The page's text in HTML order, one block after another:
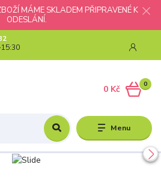
MÁME SKLADEM PŘIPRAVENÉ K
ODESLÁNÍ.
Menu
0
0 Kč